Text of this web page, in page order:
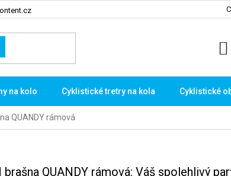
na kolo Cyklistické tretry na kola Cyklistické
QUANDY rámová
brašna QUANDY rámová: Váš spolehlivý